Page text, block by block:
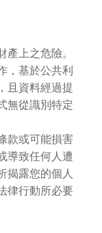
上之危險。
，基於公共利
且資料經過提
無從識別特定
款或可能損害
導致任何人遭
揭露您的個人
律行動所必要